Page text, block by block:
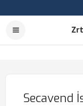
Secavend